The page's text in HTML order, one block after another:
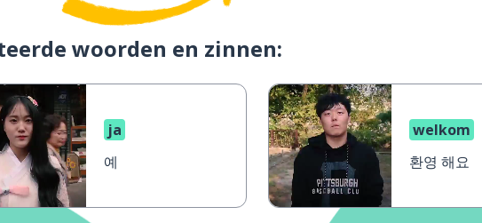
woorden en zinnen:
ja
예
welkom
환영 해요